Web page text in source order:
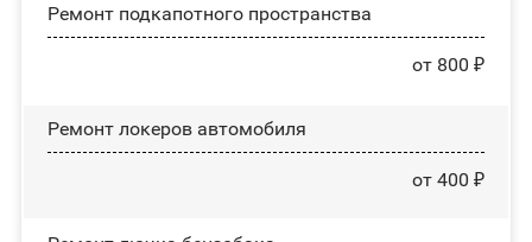
Ремонт подкапотного пространства
от 800 ₽
Ремонт лoĸepoв автомобиля
от 400 ₽